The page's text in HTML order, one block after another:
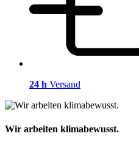
24 h Versand
Wir arbeiten klimabewusst.